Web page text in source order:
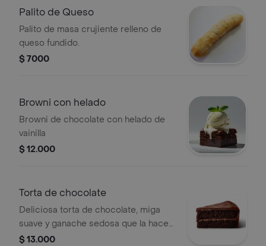
Palito de Queso
Palito de masa crujiente relleno de
queso fundido.
$ 7000
Browni con helado
Browni de chocolate con helado de
vainilla
$ 12.000
Torta de chocolate
Deliciosa torta de chocolate, miga
suave y ganache sedosa que la hace
irresistible.
$ 13.000